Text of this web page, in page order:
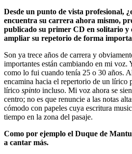
Desde un punto de vista profesional,
encuentra su carrera ahora mismo,
publicado su primer CD en solitario y
ampliar su repetorio de forma
Son ya trece años de carrera y
importantes están cambiando en mi voz.
como lo fui cuando tenía 25 o 30 años.
encamina hacia el repertorio de un lírico
lírico spinto incluso. Mi voz ahora se
centro; no es que renuncie a las notas
cómodo con papeles cuya escritura
tiempo en la zona del pasaje.
Como por ejemplo el Duque de
a cantar más.